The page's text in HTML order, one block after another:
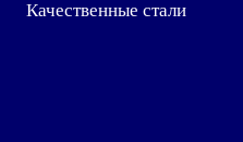
Качественные стали